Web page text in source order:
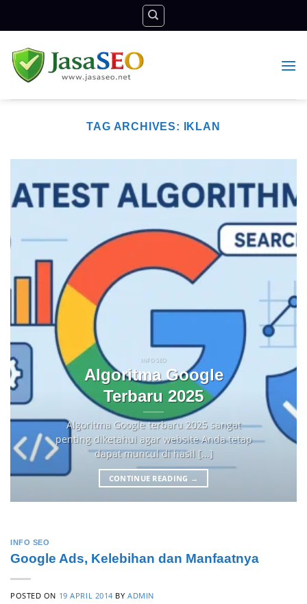
TAG ARCHIVES: IKLAN
INFO SEO
Algoritma Google
Terbaru 2025
Algoritma Google terbaru 2025 sangat
penting diketahui agar website Anda tetap
dapat muncul di hasil [...]
CONTINUE READING →
INFO SEO
Google Ads, Kelebihan dan Manfaatnya
POSTED ON 19 APRIL 2014 BYADMIN